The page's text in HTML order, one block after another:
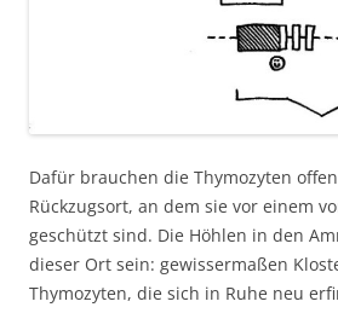
Dafür brauchen die Thymozyten
Rückzugsort, an dem sie vor einem
geschützt sind. Die Höhlen in den
dieser Ort sein: gewissermaßen
Thymozyten, die sich in Ruhe neu